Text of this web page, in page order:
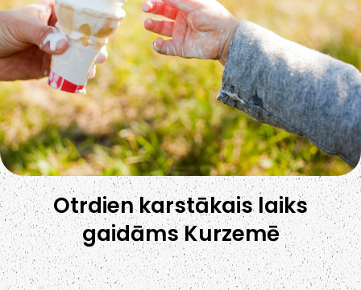
Otrdien karstākais laiks
gaidāms Kurzemē